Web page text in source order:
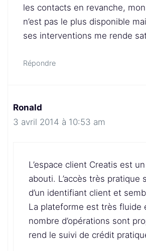
les contacts en revanche,
n’est pas le plus disponible
ses interventions me rende
Répondre
Ronald
3 avril 2014 à 10:53 am
L’espace client Creatis est
abouti. L’accès très pratique
d’un identifiant client et
La plateforme est très fluide
nombre d’opérations sont
rend le suivi de crédit